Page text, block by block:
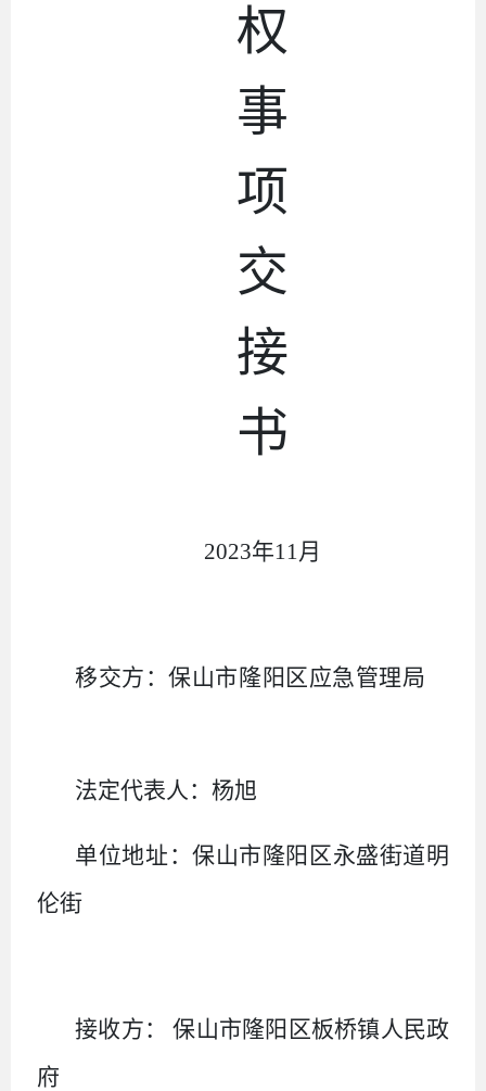
权
事
项
交
接
书
2023年11 月
移交方 ：保山市隆阳区应急管理局
法定代表人：杨旭
单位地址：保山市隆阳区永盛街道明
伦街
接收方：
保山市隆阳区板桥镇人民政
府